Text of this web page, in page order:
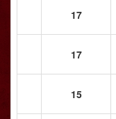
17
17
15